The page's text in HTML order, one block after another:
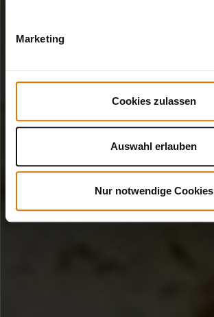
Marketing
Cookies zulassen
Auswahl erlauben
Nur notwendige Cookies